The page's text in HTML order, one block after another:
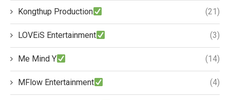
Kongthup Production (21)
LOVEiS Entertainment (3)
Me Mind Y (14)
MFlow Entertainment (4)